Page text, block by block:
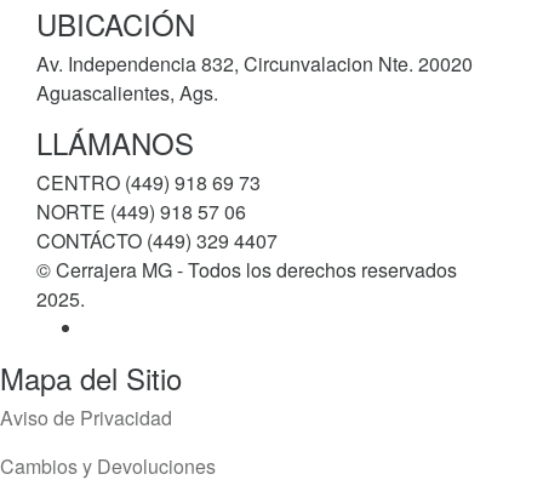
UBICACIÓN
Av. Independencia 832, Circunvalacion Nte. 20020
Aguascalientes, Ags.
LLÁMANOS
CENTRO (449) 918 69 73
NORTE (449) 918 57 06
CONTÁCTO (449) 329 4407
© Cerrajera MG - Todos los derechos reservados
2025.
Mapa del Sitio
Aviso de Privacidad
Cambios y Devoluciones